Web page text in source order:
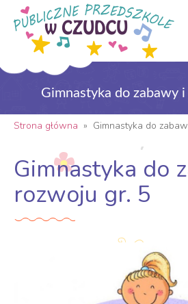
Gimnastyka do zabawy
Strona główna » Gimnastyka do
Gimnastyka do
rozwoju gr. 5